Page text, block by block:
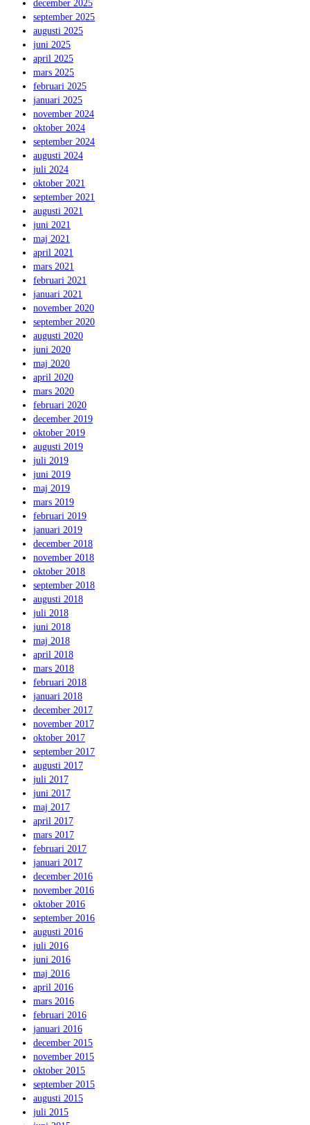
december 2025
september 2025
augusti 2025
juni 2025
april 2025
mars 2025
februari 2025
januari 2025
november 2024
oktober 2024
september 2024
augusti 2024
juli 2024
oktober 2021
september 2021
augusti 2021
juni 2021
maj 2021
april 2021
mars 2021
februari 2021
januari 2021
november 2020
september 2020
augusti 2020
juni 2020
maj 2020
april 2020
mars 2020
februari 2020
december 2019
oktober 2019
augusti 2019
juli 2019
juni 2019
maj 2019
mars 2019
februari 2019
januari 2019
december 2018
november 2018
oktober 2018
september 2018
augusti 2018
juli 2018
juni 2018
maj 2018
april 2018
mars 2018
februari 2018
januari 2018
december 2017
november 2017
oktober 2017
september 2017
augusti 2017
juli 2017
juni 2017
maj 2017
april 2017
mars 2017
februari 2017
januari 2017
december 2016
november 2016
oktober 2016
september 2016
augusti 2016
juli 2016
juni 2016
maj 2016
april 2016
mars 2016
februari 2016
januari 2016
december 2015
november 2015
oktober 2015
september 2015
augusti 2015
juli 2015